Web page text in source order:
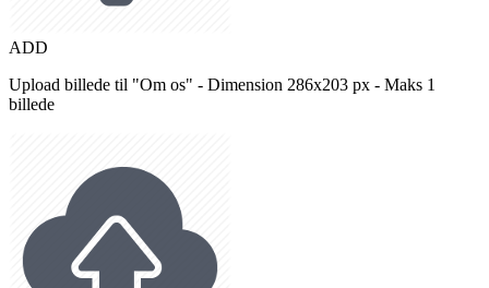
ADD
Upload billede til "Om os" - Dimension 286x203 px - Maks 1
billede